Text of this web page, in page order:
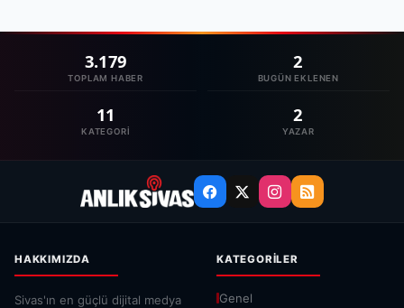
3.179
TOPLAM HABER
2
BUGÜN EKLENEN
11
KATEGORI
2
YAZAR
HAKKIMIZDA
Sivas'ın en güçlü dijital medya
KATEGORILER
Genel